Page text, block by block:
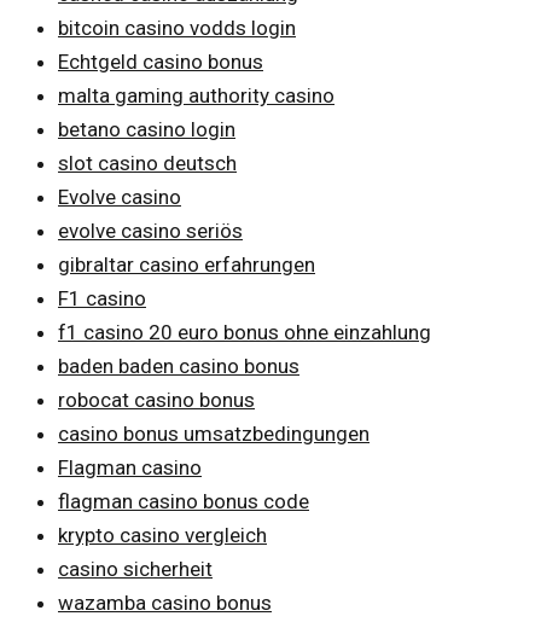
bitcoin casino vodds login
Echtgeld casino bonus
malta gaming authority casino
betano casino login
slot casino deutsch
Evolve casino
evolve casino seriös
gibraltar casino erfahrungen
F1 casino
f1 casino 20 euro bonus ohne einzahlung
baden baden casino bonus
robocat casino bonus
casino bonus umsatzbedingungen
Flagman casino
flagman casino bonus code
krypto casino vergleich
casino sicherheit
wazamba casino bonus